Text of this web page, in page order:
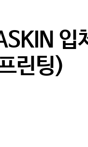
입
린팅)